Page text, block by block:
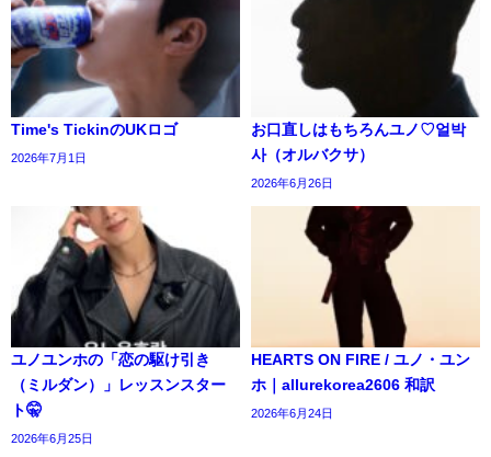
Time's TickinのUKロゴ
2026年7月1日
お口直しはもちろんユノ♡얼박
사（オルバクサ）
2026年6月26日
ユノユンホの「恋の駆け引き
（ミルダン）」レッスンスター
ト🤫
2026年6月25日
HEARTS ON FIRE / ユノ・ユ​​ン
ホ｜allurekorea2606 和訳
2026年6月24日